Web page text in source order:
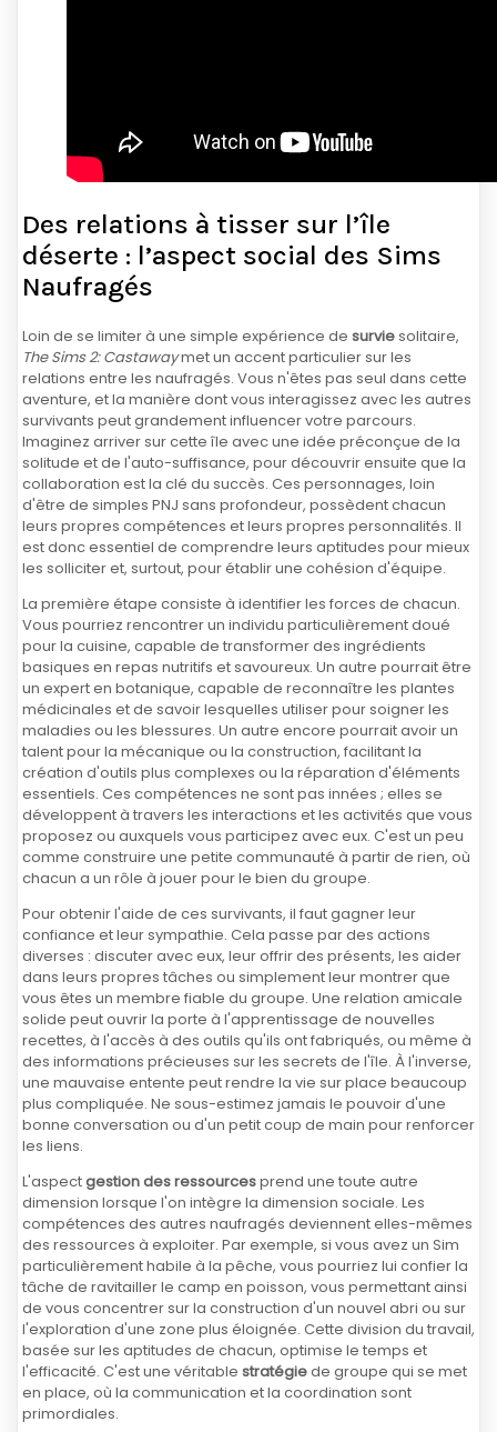
Des relations à tisser sur l’île
déserte : l’aspect social des Sims
Naufragés
Loin de se limiter à une simple expérience de surviesolitaire,
The Sims 2: Castawaymet un accent particulier sur les
relations entre les naufragés. Vous n'êtes pas seul dans cette
aventure, et la manière dont vous interagissez avec les autres
survivants peut grandement influencer votre parcours.
Imaginez arriver sur cette île avec une idée préconçue de la
solitude et de l'auto-suffisance, pour découvrir ensuite que la
collaboration est la clé du succès. Ces personnages, loin
d'être de simples PNJ sans profondeur, possèdent chacun
leurs propres compétences et leurs propres personnalités. Il
est donc essentiel de comprendre leurs aptitudes pour mieux
les solliciter et, surtout, pour établir une cohésion d'équipe.
La première étape consiste à identifier les forces de chacun.
Vous pourriez rencontrer un individu particulièrement doué
pour la cuisine, capable de transformer des ingrédients
basiques en repas nutritifs et savoureux. Un autre pourrait être
un expert en botanique, capable de reconnaître les plantes
médicinales et de savoir lesquelles utiliser pour soigner les
maladies ou les blessures. Un autre encore pourrait avoir un
talent pour la mécanique ou la construction, facilitant la
création d'outils plus complexes ou la réparation d'éléments
essentiels. Ces compétences ne sont pas innées ; elles se
développent à travers les interactions et les activités que vous
proposez ou auxquels vous participez avec eux. C'est un peu
comme construire une petite communauté à partir de rien, où
chacun a un rôle à jouer pour le bien du groupe.
Pour obtenir l'aide de ces survivants, il faut gagner leur
confiance et leur sympathie. Cela passe par des actions
diverses : discuter avec eux, leur offrir des présents, les aider
dans leurs propres tâches ou simplement leur montrer que
vous êtes un membre fiable du groupe. Une relation amicale
solide peut ouvrir la porte à l'apprentissage de nouvelles
recettes, à l'accès à des outils qu'ils ont fabriqués, ou même à
des informations précieuses sur les secrets de l'île. À l'inverse,
une mauvaise entente peut rendre la vie sur place beaucoup
plus compliquée. Ne sous-estimez jamais le pouvoir d'une
bonne conversation ou d'un petit coup de main pour renforcer
les liens.
L'aspectgestion des ressourcesprend une toute autre
dimension lorsque l'on intègre la dimension sociale. Les
compétences des autres naufragés deviennent elles-mêmes
des ressources à exploiter. Par exemple, si vous avez un Sim
particulièrement habile à la pêche, vous pourriez lui confier la
tâche de ravitailler le camp en poisson, vous permettant ainsi
de vous concentrer sur la construction d'un nouvel abri ou sur
l'exploration d'une zone plus éloignée. Cette division du travail,
basée sur les aptitudes de chacun, optimise le temps et
l'efficacité. C'est une véritable stratégiede groupe qui se met
en place, où la communication et la coordination sont
primordiales.